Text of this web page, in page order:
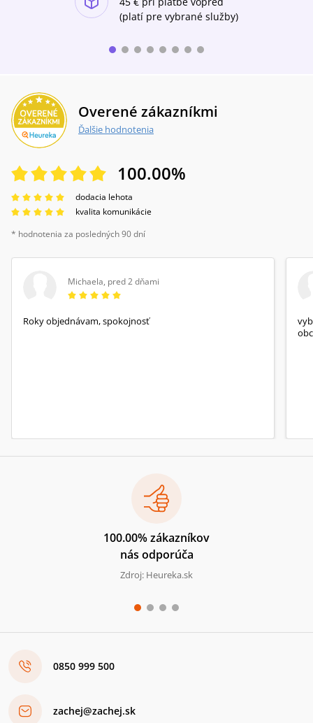
(platí pre vybrané služby)
Overené zákazníkmi
Ďalšie hodnotenia
100.00%
dodacia lehota
kvalita komunikácie
* hodnotenia za posledných 90 dní
Michaela, pred 2 dňami
Roky objednávam, spokojnosť
100.00% zákazníkov
nás odporúča
Zdroj: Heureka.sk
0850 999 500
zachej@zachej.sk